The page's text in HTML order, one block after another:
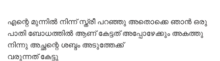
എന്റെ മുന്നിൽ നിന്ന് സ്ത്രീ പറഞ്ഞു അതൊക്കെ ഞാൻ ഒരു
പാതി ബോധത്തിൽ ആണ് കേട്ടത് അപ്പോഴേക്കും അകത്തു
നിന്നു അച്ഛന്റെ ശബ്ദം അടുത്തേക്ക്
വരുന്നത് കേട്ടു